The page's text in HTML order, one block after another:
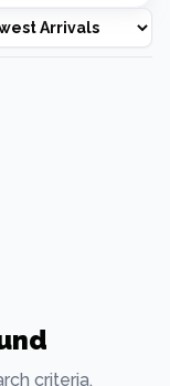
criteria.